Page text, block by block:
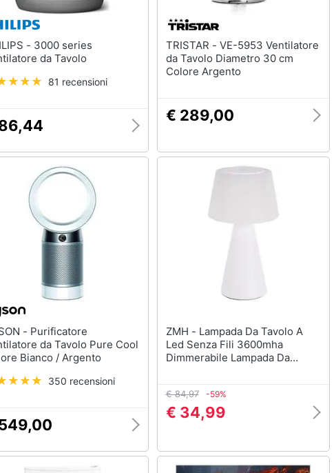
e decorazioni
Tessili
Tende da sole
Tende
Copridivano
Lavanderia
Portabiancheria
Mobili lavanderia
Armadio portascope
- 3000 series
da Tavolo
81 recensioni
TRISTAR - VE-5953 Ventilatore
da Tavolo Diametro 30 cm
Colore Argento
€ 289,00
Purificatore
da Tavolo Pure Cool
Bianco / Argento
350 recensioni
ZMH - Lampada Da Tavolo A
Led Senza Fili 3600mha
Dimmerabile Lampada Da
€ 84,97 -59%
€ 34,99